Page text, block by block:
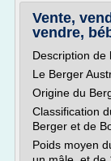
Vente,
vendre,
Description de
Le Berger
Origine du
Classification
Berger et de
Poids moyen